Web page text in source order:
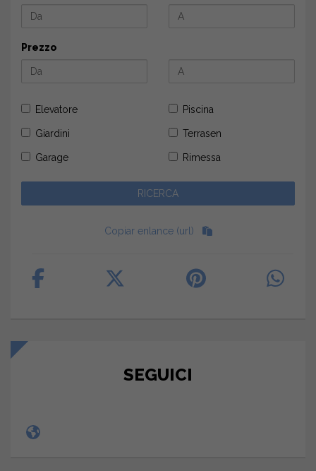
Prezzo
Elevatore Piscina
Giardini Terrasen
Garage Rimessa
Copiar enlance (url)
SEGUICI